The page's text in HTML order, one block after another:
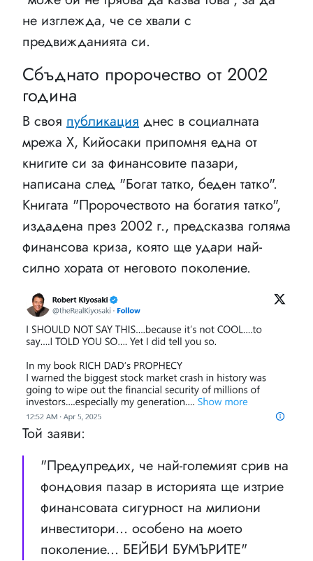
не изглежда, че се хвали с
предвижданията си.
Сбъднато пророчество от 2002
година
В своя публикация днес в социалната
мрежа Х, Кийосаки припомня една от
книгите си за финансовите пазари,
написана след "Богат татко, беден татко".
Книгата "Пророчеството на богатия татко",
издадена през 2002 г., предсказва голяма
финансова криза, която ще удари най-
силно хората от неговото поколение.
Той заяви:
"Предупредих, че най-големият срив на
фондовия пазар в историята ще изтрие
финансовата сигурност на милиони
инвеститори... особено на моето
поколение... БЕЙБИ БУМЪРИТЕ"